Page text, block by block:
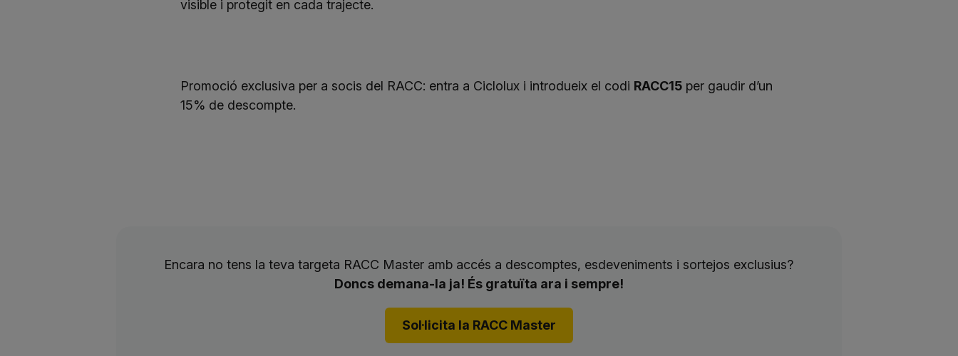
visible i protegit en cada trajecte.
Promoció exclusiva per a socis del RACC: entra a Cicloluxi introdueix el codi RACC15per gaudir d’un
15% de descompte.
Encara no tens la teva targeta RACC Master amb accés a descomptes, esdeveniments i sortejos exclusius?
Doncs demana-la ja! És gratuïta ara i sempre!
Sol·licita la RACC Master